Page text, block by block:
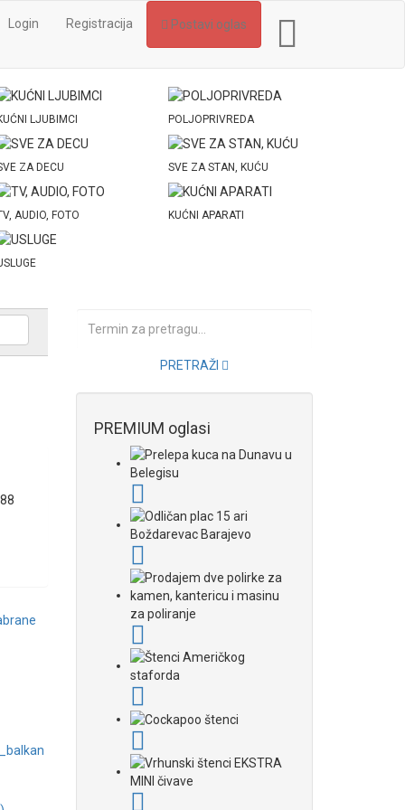
Login Registracija Postavi oglas
LJUBIMCI POLJOPRIVREDA
ZA DECU SVE ZA STAN, KUĆU
AUDIO, FOTO KUĆNI APARATI
PRETRAŽI
PREMIUM oglasi